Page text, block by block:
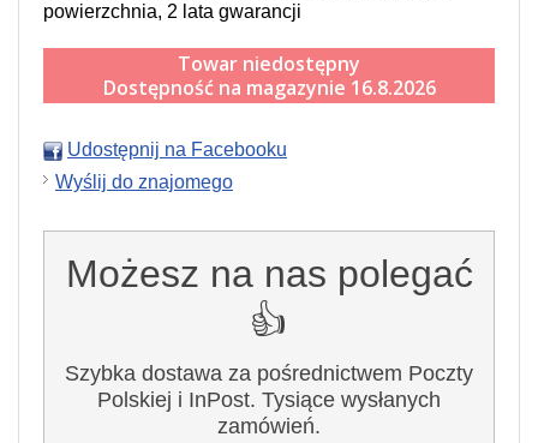
powierzchnia, 2 lata gwarancji
Towar niedostępny
Dostępność na magazynie 16.8.2026
Udostępnij na Facebooku
Wyślij do znajomego
Możesz na nas polegać
👍
Szybka dostawa za pośrednictwem Poczty
Polskiej i InPost. Tysiące wysłanych
zamówień.